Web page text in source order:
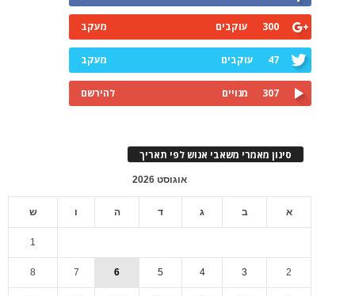
300 עוקבים מעקב
47 עוקבים מעקב
307 מנויים להירשם
סינון מאמרי משאבי אנוש לפי תאריך
אוגוסט 2026
א ב ג ד ה ו ש
1
2
3
4
5
6
7
8